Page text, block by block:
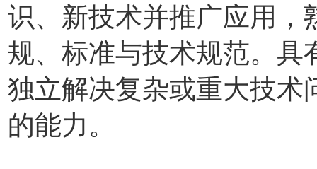
识、新技术并推广应用，
规、标准与技术规范。具
独立解决复杂或重大技术
的能力。